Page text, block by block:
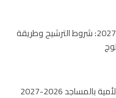
مباراة التعليم 2026-2027: شروط الترشيح وطريقة
2026-2027